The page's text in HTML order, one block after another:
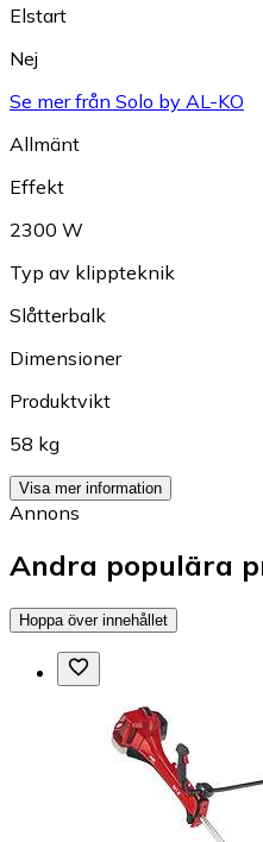
Elstart
Nej
Se mer från Solo by AL-KO
Allmänt
Effekt
2300 W
Typ av klippteknik
Slåtterbalk
Dimensioner
Produktvikt
58 kg
Visa mer information
Annons
Andra populära
Hoppa över innehållet